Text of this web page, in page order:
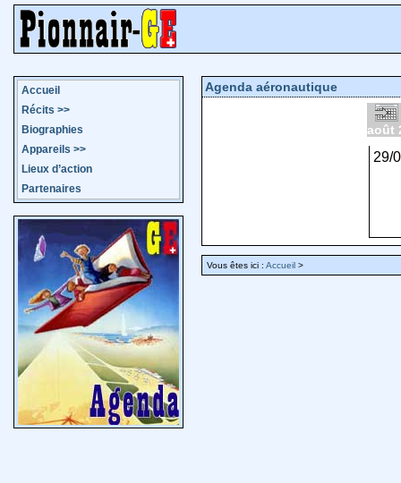
Accueil
Récits >>
Biographies
Appareils >>
Lieux d’action
Partenaires
Agenda aéronautique
août
29/
Vous êtes ici : Accueil >